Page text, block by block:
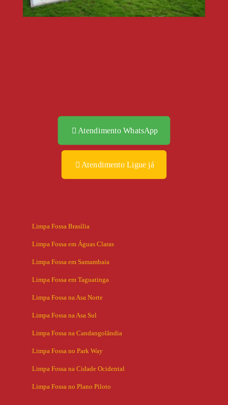
Atendimento WhatsApp
Atendimento Ligue já
Limpa Fossa Brasília
Limpa Fossa em Águas Claras
Limpa Fossa em Samambaia
Limpa Fossa em Taguatinga
Limpa Fossa na Asa Norte
Limpa Fossa na Asa Sul
Limpa Fossa na Candangolândia
Limpa Fossa no Park Way
Limpa Fossa na Cidade Ocidental
Limpa Fossa no Plano Piloto